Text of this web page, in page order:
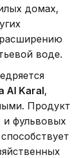
домах,
воде.
Al Karal,
Продукт
фульвовых